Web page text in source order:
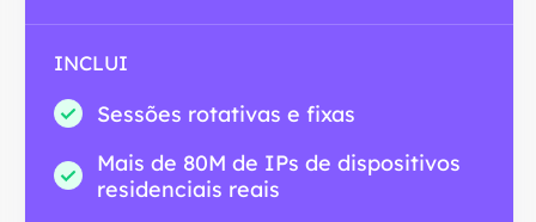
INCLUI
Sessões rotativas e fixas
Mais de 80M de IPs de dispositivos
residenciais reais